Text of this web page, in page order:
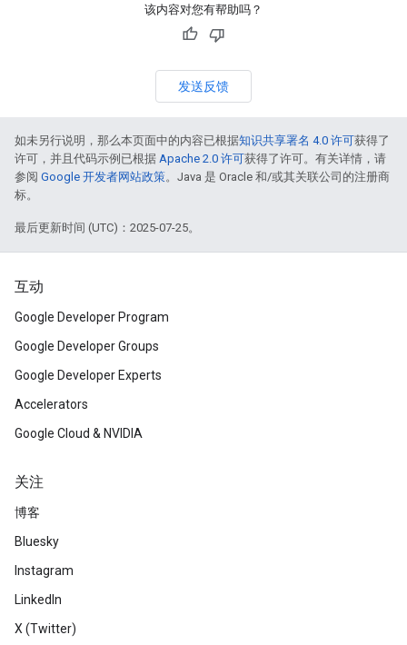
该内容对您有帮助吗？
发送反馈
如未另行说明，那么本页面中的内容已根据知识共享署名 4.0 许可获得了
许可，并且代码示例已根据 Apache 2.0 许可获得了许可。有关详情，请
参阅 Google 开发者网站政策。Java 是 Oracle 和/或其关联公司的注册商
标。
最后更新时间 (UTC)：2025-07-25。
互动
Google Developer Program
Google Developer Groups
Google Developer Experts
Accelerators
Google Cloud & NVIDIA
关注
博客
Bluesky
Instagram
LinkedIn
X (Twitter)